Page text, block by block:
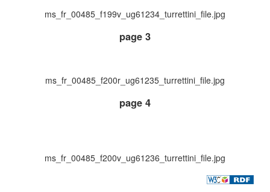
ms_fr_00485_f199v_ug61234_turrettini_file.jpg
page 3
ms_fr_00485_f200r_ug61235_turrettini_file.jpg
page 4
ms_fr_00485_f200v_ug61236_turrettini_file.jpg